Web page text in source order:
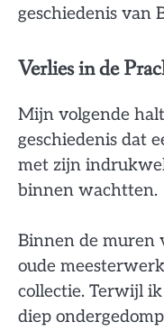
geschiedenis van
Verlies in de
Mijn volgende
geschiedenis dat
met zijn
binnen wachtten.
Binnen de muren
oude
collectie. Terwijl
diep